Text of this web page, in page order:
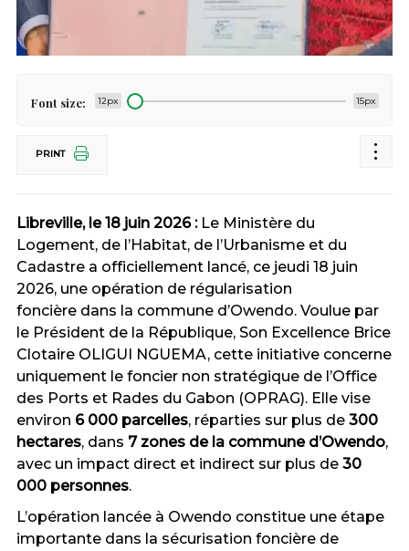
Font size: 12px 15px
PRINT
Libreville, le 18 juin 2026 :Le Ministère du
Logement, de l’Habitat, de l’Urbanisme et du
Cadastre a officiellement lancé, ce jeudi 18 juin
2026, une opération de régularisation
foncièredans la commune d’Owendo. Voulue par
le Président de la République, Son Excellence Brice
Clotaire OLIGUI NGUEMA, cette initiative concerne
uniquement le foncier non stratégique de l’Office
des Ports et Rades du Gabon (OPRAG). Elle vise
environ 6 000 parcelles, réparties sur plus de 300
hectares, dans 7 zones de la commune d’Owendo,
avec un impact direct et indirect sur plus de 30
000 personnes.
L’opération lancée à Owendo constitue une étape
importante dans la sécurisation foncière de